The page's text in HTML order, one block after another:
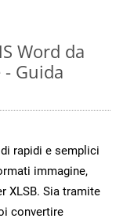
Word da
Guida
rapidi e semplici
immagine,
XLSB. Sia tramite
convertire